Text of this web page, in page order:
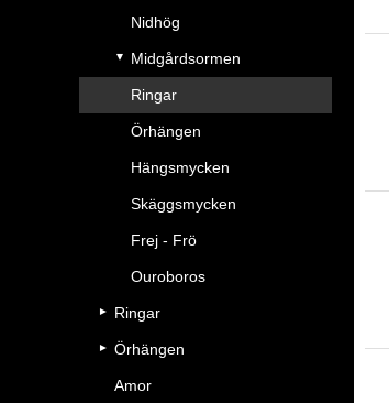
Nidhög
Midgårdsormen
Ringar
Örhängen
Hängsmycken
Skäggsmycken
Frej - Frö
Ouroboros
Ringar
Örhängen
Amor